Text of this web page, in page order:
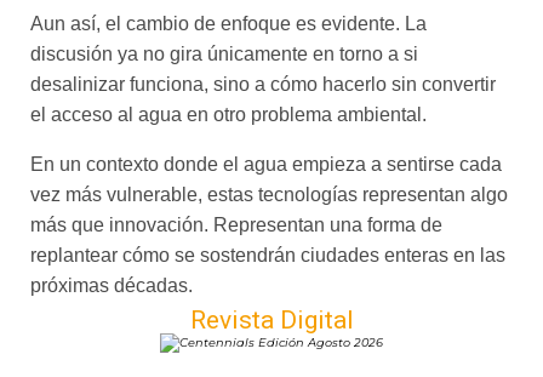
Aun así, el cambio de enfoque es evidente. La
discusión ya no gira únicamente en torno a si
desalinizar funciona, sino a cómo hacerlo sin convertir
el acceso al agua en otro problema ambiental.
En un contexto donde el agua empieza a sentirse cada
vez más vulnerable, estas tecnologías representan algo
más que innovación. Representan una forma de
replantear cómo se sostendrán ciudades enteras en las
próximas décadas.
Revista Digital